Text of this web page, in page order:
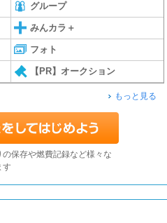
グループ
みんカラ＋
フォト
【PR】オークション
もっと見る
保存や燃費記録など様々な
す